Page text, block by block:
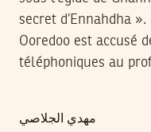
secret d’Ennahdha
Ooredoo est accusé
téléphoniques au
مهدي الجلاصي